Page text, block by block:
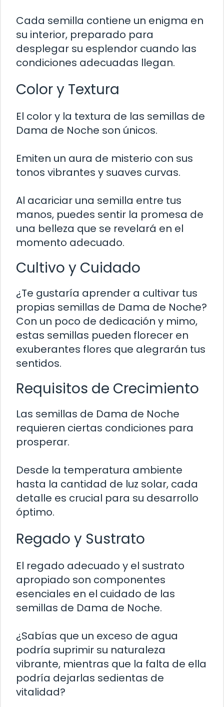
Cada semilla contiene un enigma en
su interior, preparado para
desplegar su esplendor cuando las
condiciones adecuadas llegan.
Color y Textura
El color y la textura de las semillas de
Dama de Noche son únicos.
Emiten un aura de misterio con sus
tonos vibrantes y suaves curvas.
Al acariciar una semilla entre tus
manos, puedes sentir la promesa de
una belleza que se revelará en el
momento adecuado.
Cultivo y Cuidado
¿Te gustaría aprender a cultivar tus
propias semillas de Dama de Noche?
Con un poco de dedicación y mimo,
estas semillas pueden florecer en
exuberantes flores que alegrarán tus
sentidos.
Requisitos de Crecimiento
Las semillas de Dama de Noche
requieren ciertas condiciones para
prosperar.
Desde la temperatura ambiente
hasta la cantidad de luz solar, cada
detalle es crucial para su desarrollo
óptimo.
Regado y Sustrato
El regado adecuado y el sustrato
apropiado son componentes
esenciales en el cuidado de las
semillas de Dama de Noche.
¿Sabías que un exceso de agua
podría suprimir su naturaleza
vibrante, mientras que la falta de ella
podría dejarlas sedientas de
vitalidad?